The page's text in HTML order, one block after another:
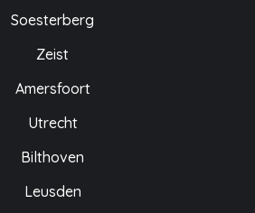
Soesterberg
Zeist
Amersfoort
Utrecht
Bilthoven
Leusden